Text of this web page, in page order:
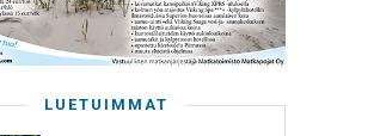
LUETUIMMAT